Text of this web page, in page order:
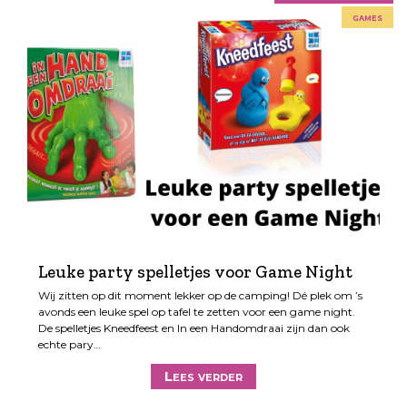
games
Leuke party spelletjes voor Game Night
Wij zitten op dit moment lekker op de camping! Dé plek om ’s
avonds een leuke spel op tafel te zetten voor een game night.
De spelletjes Kneedfeest en In een Handomdraai zijn dan ook
echte pary…
Lees verder